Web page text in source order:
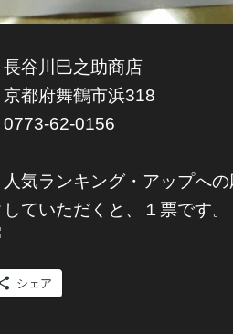
谷川巳之助商店
都府舞鶴市浜318
62-0156
気ランキング・アップへの
していただくと、１票です。
シェア